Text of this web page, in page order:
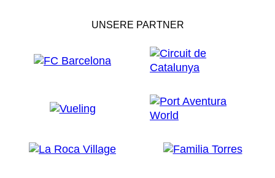
UNSERE PARTNER